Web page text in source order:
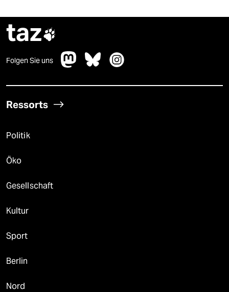
taz
Folgen Sie uns
Ressorts
Politik
Öko
Gesellschaft
Kultur
Sport
Berlin
Nord